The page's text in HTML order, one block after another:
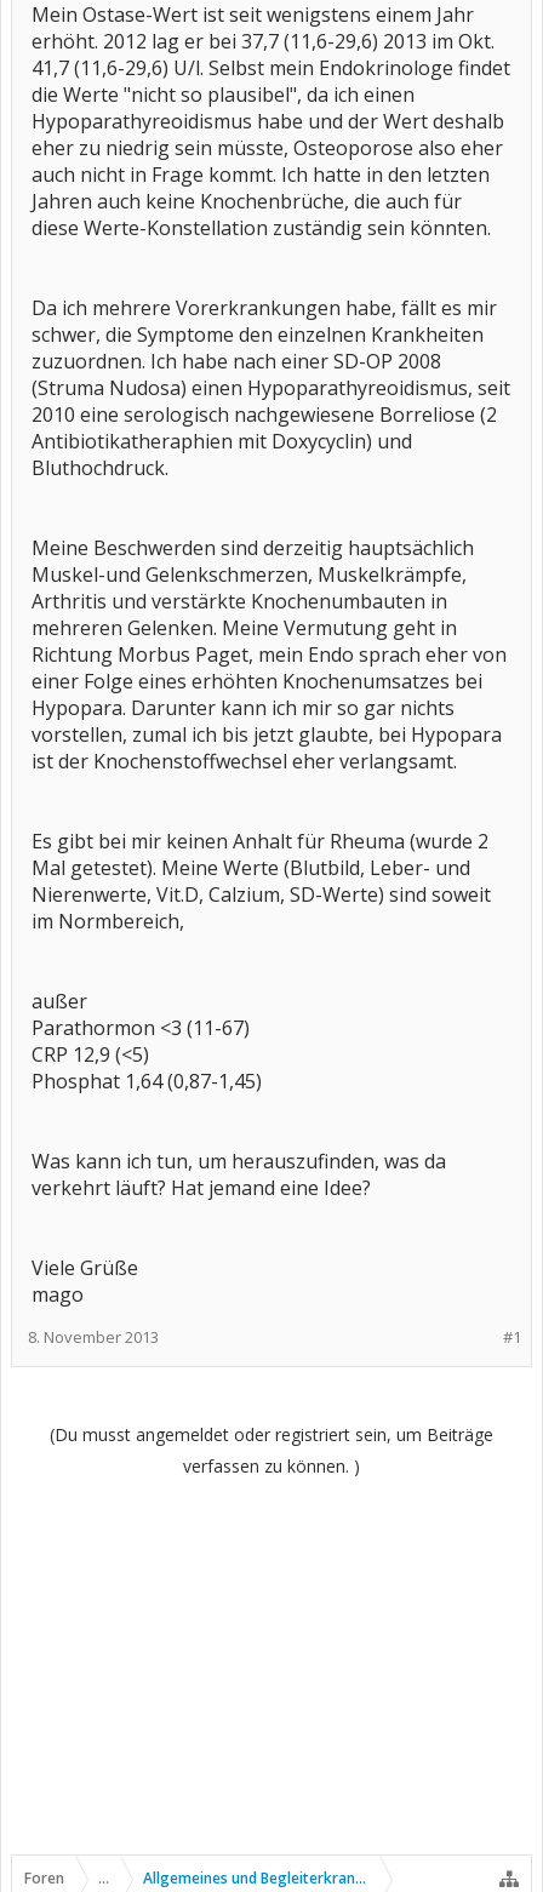
Mein Ostase-Wert ist seit wenigstens einem Jahr
erhöht. 2012 lag er bei 37,7 (11,6-29,6) 2013 im Okt.
41,7 (11,6-29,6) U/l. Selbst mein Endokrinologe findet
die Werte "nicht so plausibel", da ich einen
Hypoparathyreoidismus habe und der Wert deshalb
eher zu niedrig sein müsste, Osteoporose also eher
auch nicht in Frage kommt. Ich hatte in den letzten
Jahren auch keine Knochenbrüche, die auch für
diese Werte-Konstellation zuständig sein könnten.
Da ich mehrere Vorerkrankungen habe, fällt es mir
schwer, die Symptome den einzelnen Krankheiten
zuzuordnen. Ich habe nach einer SD-OP 2008
(Struma Nudosa) einen Hypoparathyreoidismus, seit
2010 eine serologisch nachgewiesene Borreliose (2
Antibiotikatheraphien mit Doxycyclin) und
Bluthochdruck.
Meine Beschwerden sind derzeitig hauptsächlich
Muskel-und Gelenkschmerzen, Muskelkrämpfe,
Arthritis und verstärkte Knochenumbauten in
mehreren Gelenken. Meine Vermutung geht in
Richtung Morbus Paget, mein Endo sprach eher von
einer Folge eines erhöhten Knochenumsatzes bei
Hypopara. Darunter kann ich mir so gar nichts
vorstellen, zumal ich bis jetzt glaubte, bei Hypopara
ist der Knochenstoffwechsel eher verlangsamt.
Es gibt bei mir keinen Anhalt für Rheuma (wurde 2
Mal getestet). Meine Werte (Blutbild, Leber- und
Nierenwerte, Vit.D, Calzium, SD-Werte) sind soweit
im Normbereich,
außer
Parathormon <3 (11-67)
CRP 12,9 (<5)
Phosphat 1,64 (0,87-1,45)
Was kann ich tun, um herauszufinden, was da
verkehrt läuft? Hat jemand eine Idee?
Viele Grüße
mago
#1
8. November 2013
(Du musst angemeldet oder registriert sein, um Beiträge
verfassen zu können. )
Foren ... Allgemeines und Begleiterkrankungen